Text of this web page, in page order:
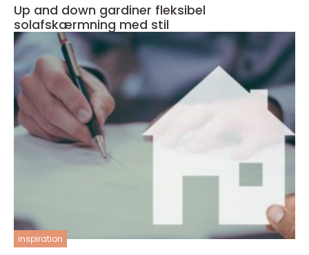
Up and down gardiner fleksibel
solafskærmning med stil
inspiration